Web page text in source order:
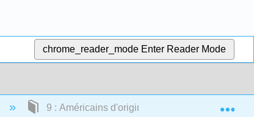
chrome_reader_mode Enter Reader Mode
9 : Américains d'origine asiatique et habitants